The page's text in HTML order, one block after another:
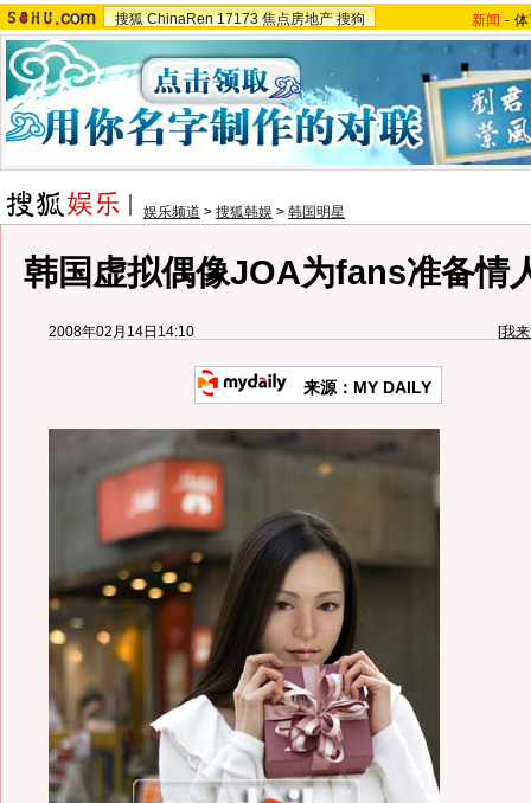
搜狐 ChinaRen 17173 焦点房地产 搜狗 新闻 -
娱乐频道 > 搜狐韩娱 > 韩国明星
韩国虚拟偶像JOA为fans准备情
2008年02月14日14:10 [我
来源：MY DAILY